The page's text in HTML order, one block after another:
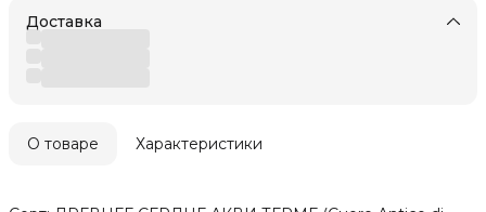
Доставка
О товаре Характеристики